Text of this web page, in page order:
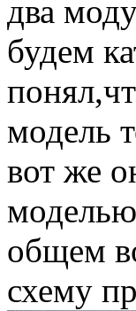
два
будем
модель
вот же
общем
схему